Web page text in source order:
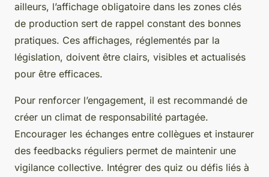
ailleurs, l’affichage obligatoire dans les zones clés
de production sert de rappel constant des bonnes
pratiques. Ces affichages, réglementés par la
législation, doivent être clairs, visibles et actualisés
pour être efficaces.
Pour renforcer l’engagement, il est recommandé de
créer un climat de responsabilité partagée.
Encourager les échanges entre collègues et instaurer
des feedbacks réguliers permet de maintenir une
vigilance collective. Intégrer des quiz ou défis liés à